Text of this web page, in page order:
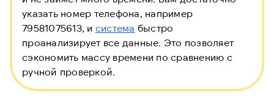
указать номер телефона, например
79581075613, и система быстро
проанализирует все данные. Это позволяет
сэкономить массу времени по сравнению с
ручной проверкой.